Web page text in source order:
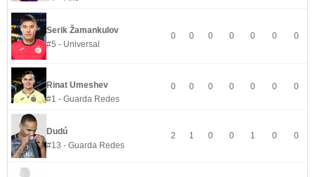
Serik Žamankulov
#5 - Universal
0 0 0 0 0 0 0
Rinat Umeshev
#1 - Guarda Redes
0 0 0 0 0 0 0
Dudú
#13 - Guarda Redes
2 1 0 0 1 0 0